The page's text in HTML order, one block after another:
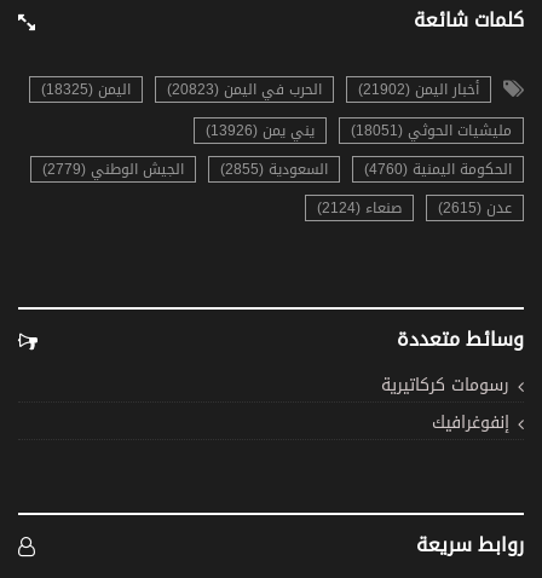
كلمات شائعة
أخبار اليمن (21902) الحرب في اليمن (20823)
اليمن (18325)
مليشيات الحوثي (18051)
يني يمن (13926)
الحكومة اليمنية (4760)
السعودية (2855)
الجيش الوطني (2779)
عدن (2615)
صنعاء (2124)
وسائط متعددة
رسومات كركاتيرية
إنفوغرافيك
روابط سريعة